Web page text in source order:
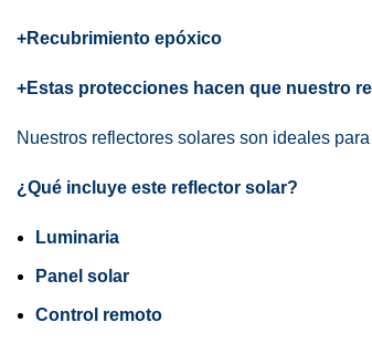
+Recubrimiento epóxico
+Estas protecciones hacen que nuestro
Nuestros reflectores solares son ideales
¿Qué incluye este reflector solar?
Luminaria
Panel solar
Control remoto